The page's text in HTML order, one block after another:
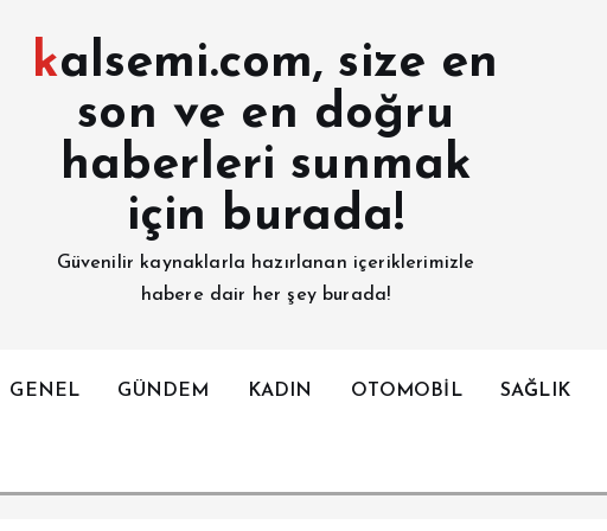
kalsemi.com, size en
son ve en doğru
haberleri sunmak
için burada!
Güvenilir kaynaklarla hazırlanan içeriklerimizle
habere dair her şey burada!
GENEL GÜNDEM KADIN OTOMOBİL SAĞLIK